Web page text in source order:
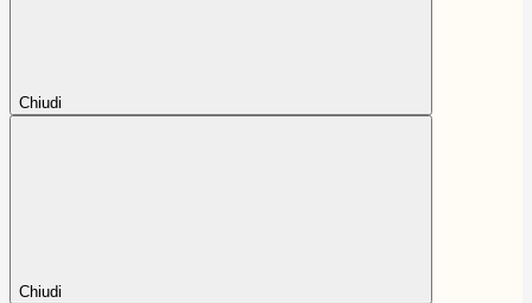
Chiudi
Chiudi